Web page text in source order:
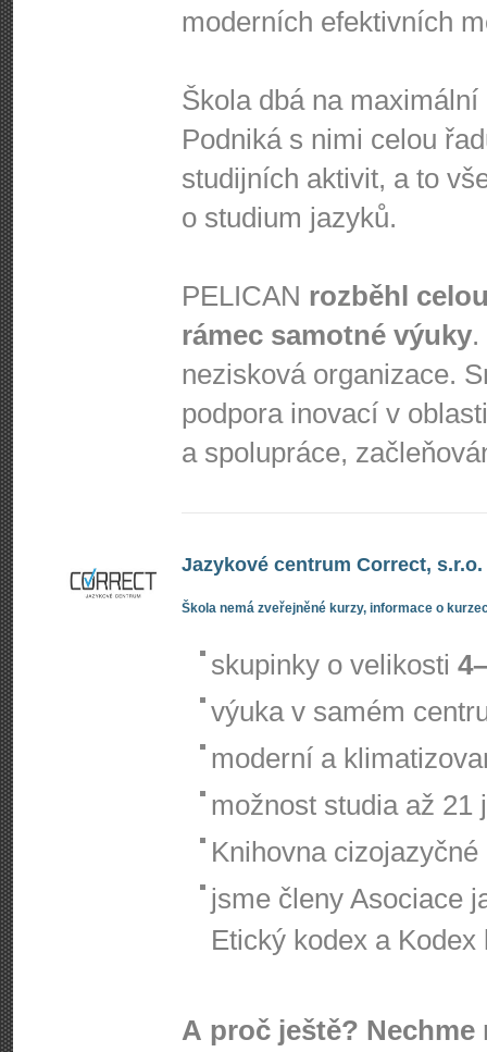
moderních efektivních
Škola dbá na
Podniká s nimi celou
studijních aktivit, a to
o studium jazyků.
PELICAN rozběhl
rámec samotné výuky
nezisková organizace.
podpora inovací v
a spolupráce,
Jazykové centrum Correct, s.r.o.
Škola nemá zveřejněné kurzy, informace o
skupinky o velikosti
výuka v samém
moderní a
možnost studia až 21
Knihovna
jsme členy Asociace
Etický kodex a Kodex
A proč ještě?